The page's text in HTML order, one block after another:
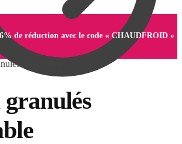
de réduction avec le code « CHAUDFROID »
canalisable